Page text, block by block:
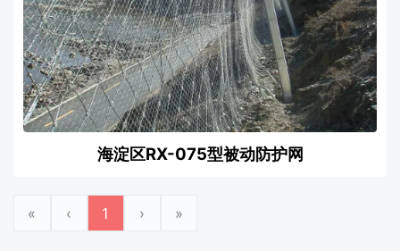
海淀区RX-075型被动防护网
« ‹ 1 › »